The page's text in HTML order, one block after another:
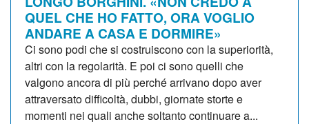
QUEL CHE HO FATTO, ORA VOGLIO
ANDARE A CASA E DORMIRE»
Ci sono podi che si costruiscono con la superiorità,
altri con la regolarità. E poi ci sono quelli che
valgono ancora di più perché arrivano dopo aver
attraversato difficoltà, dubbi, giornate storte e
momenti nei quali anche soltanto continuare a...